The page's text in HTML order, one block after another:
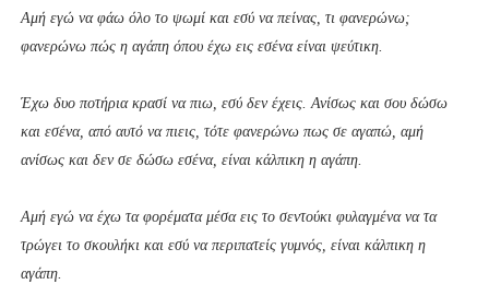
Αμή εγώ να φάω όλο το ψωμί και εσύ να πείνας, τι φανερώνω;
φανερώνω πώς η αγάπη όπου έχω εις εσένα είναι ψεύτικη.
Έχω δυο ποτήρια κρασί να πιω, εσύ δεν έχεις. Ανίσως και σου δώσω
και εσένα, από αυτό να πιεις, τότε φανερώνω πως σε αγαπώ, αμή
ανίσως και δεν σε δώσω εσένα, είναι κάλπικη η αγάπη.
Αμή εγώ να έχω τα φορέματα μέσα εις το σεντούκι φυλαγμένα να τα
τρώγει το σκουλήκι και εσύ να περιπατείς γυμνός, είναι κάλπικη η
αγάπη.